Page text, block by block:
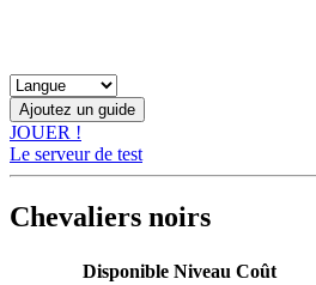
JOUER !
Le serveur de test
Chevaliers noirs
Disponible Niveau Coût